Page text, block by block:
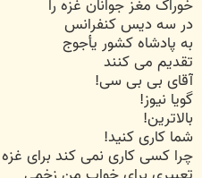
خوراک مغز جوانان غزه را
در سه دیس کنفرانس
به پادشاه کشور یأجوج
تقدیم می کنند
آقای بی بی سی!
گویا نیوز!
بالاترین!
شما کاری کنید!
چرا کسی کاری نمی کند برای غزه